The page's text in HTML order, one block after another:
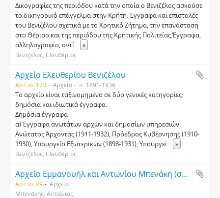
Δικογραφίες της περιόδου κατά την οποία ο Βενιζέλος ασκούσε
το δικηγορικό επάγγελμα στην Κρήτη. Έγγραφα και επιστολές
του Βενιζέλου σχετικά με το Κρητικό Ζήτημα, την επανάσταση
στο Θέρισο και της περιόδου της Κρητικής Πολιτείας.Έγγραφα,
αλληλογραφία, αντί... »
Βενιζέλος, Ελευθέριος
Αρχείο Ελευθερίου Βενιζέλου
Αρ.Εισ. 173 Αρχείο π. 1891-1936
Το αρχείο είναι ταξινομημένο σε δύο γενικές κατηγορίες:
δημόσια και ιδιωτικά έγγραφα.
Δημόσια έγγραφα
α) Έγγραφα ανωτάτων αρχών και δημοσίων υπηρεσιών.
Ανώτατος Άρχοντας (1911-1932), Πρόεδρος Κυβέρνησης (1910-
1930), Υπουργείο Εξωτερικών (1898-1931), Υπουργεί... »
Βενιζέλος, Ελευθέριος
Αρχείο Εμμανουήλ και Αντωνίου Μπενάκη (συμπληρωματική δωρεά)
Αρ.Εισ. 29
Αρχείο
Μπενάκης, Αντώνιος